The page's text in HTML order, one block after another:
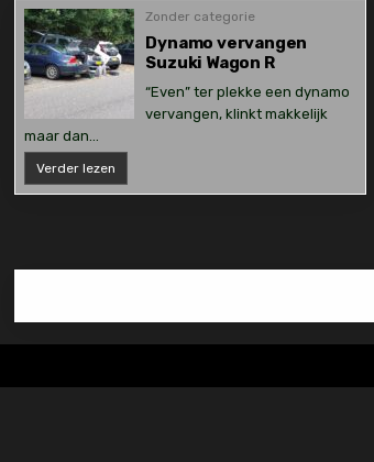
Zonder categorie
Dynamo vervangen
Suzuki Wagon R
“Even” ter plekke een dynamo
vervangen, klinkt makkelijk
maar dan…
Verder lezen
vervangen
Suzuki